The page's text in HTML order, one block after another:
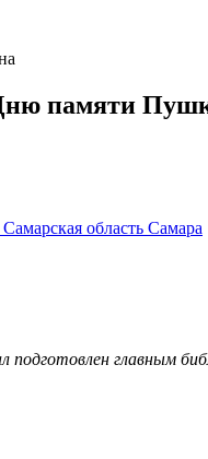
памяти
Самарская область Самара
подготовлен главным